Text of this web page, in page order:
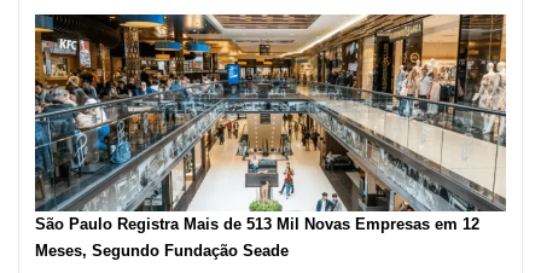
na
Vila
Formosa
–
Kabuk
Esfihas
São Paulo Registra Mais de 513 Mil Novas Empresas em 12
Meses, Segundo Fundação Seade